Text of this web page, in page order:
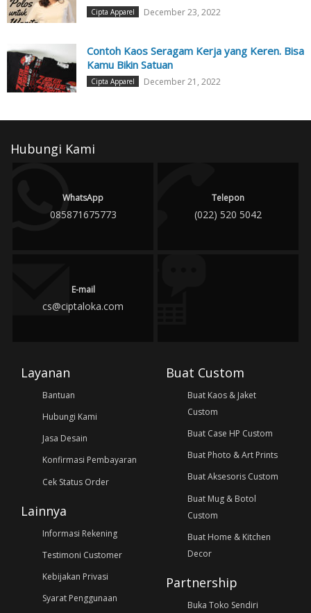
Cipta Apparel December 23, 2022
Contoh Kaos Seragam Kerja yang Keren. Bisa
Kamu Bikin Satuan
Cipta Apparel December 21, 2022
Hubungi Kami
WhatsApp
085871675773
Telepon
(022) 520 5042
E-mail
cs@ciptaloka.com
Layanan
Bantuan
Hubungi Kami
Jasa Desain
Konfirmasi Pembayaran
Cek Status Order
Lainnya
Informasi Rekening
Testimoni Customer
Kebijakan Privasi
Syarat Penggunaan
Buat Custom
Buat Kaos & Jaket
Custom
Buat Case HP Custom
Buat Photo & Art Prints
Buat Aksesoris Custom
Buat Mug & Botol
Custom
Buat Home & Kitchen
Decor
Partnership
Buka Toko Sendiri